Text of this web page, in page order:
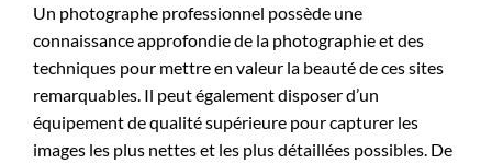
Un photographe professionnel possède une
connaissance approfondie de la photographie et des
techniques pour mettre en valeur la beauté de ces sites
remarquables. Il peut également disposer d’un
équipement de qualité supérieure pour capturer les
images les plus nettes et les plus détaillées possibles. De